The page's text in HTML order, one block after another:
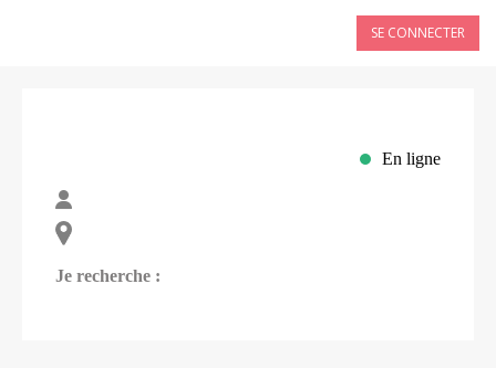
SE CONNECTER
En ligne
Je recherche :